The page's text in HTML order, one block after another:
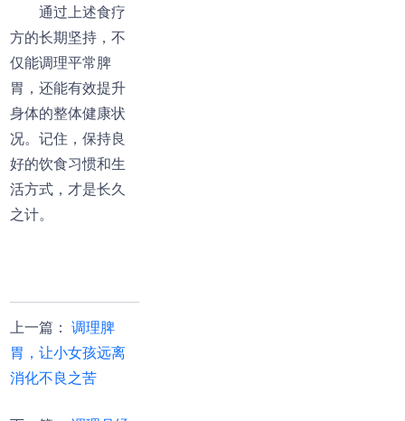
通过上述食疗
方的长期坚持，不
仅能调理平常脾
胃，还能有效提升
身体的整体健康状
况。记住，保持良
好的饮食习惯和生
活方式，才是长久
之计。
上一篇 ：调理脾
胃，让小女孩远离
消化不良之苦